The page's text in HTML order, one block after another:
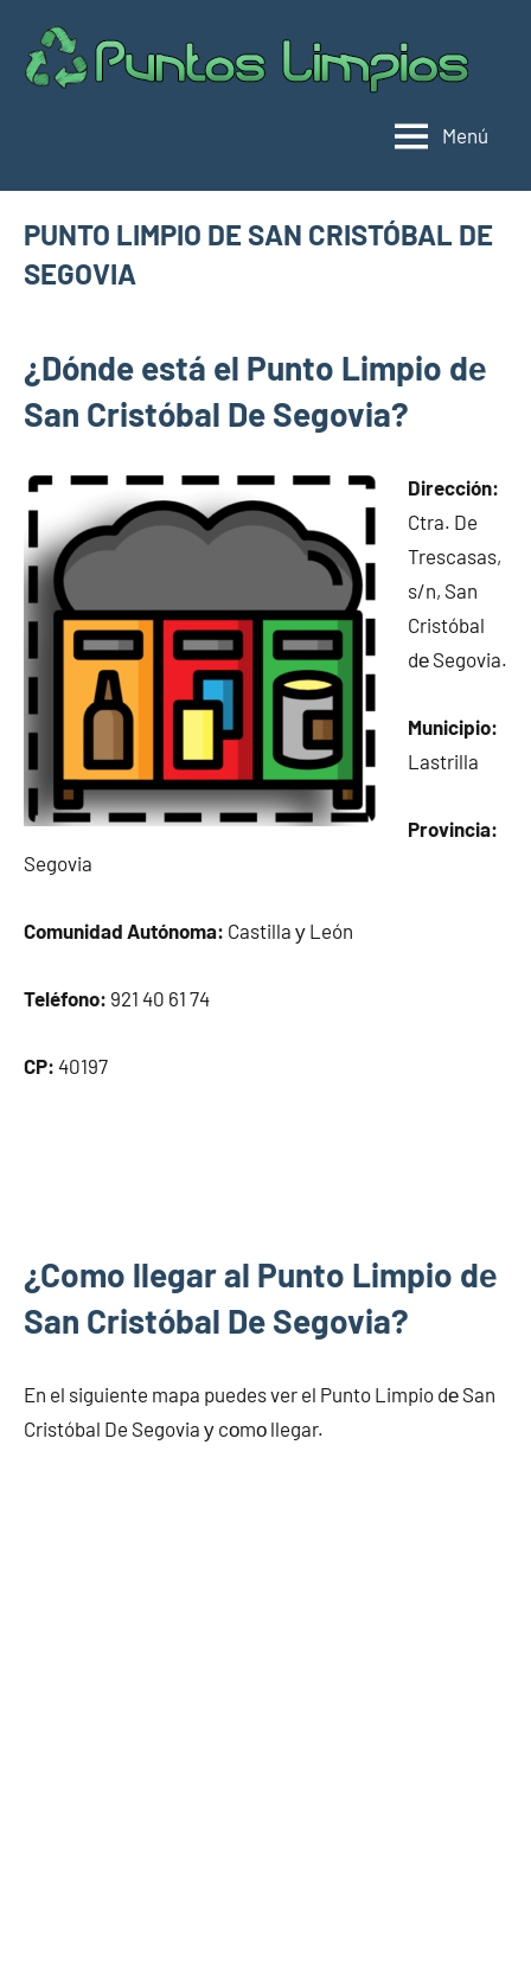
contenido
Menú
PUNTO LIMPIO DE SAN CRISTÓBAL DE
SEGOVIA
limpios en
municipios
de Segovia
30,
2025
¿Dónde está el Punto Limpio dе
San Cristóbal De Segovia?
Dirección:
Ctra. De
Trescasas,
s/n, San
Cristóbal
dе Segovia.
Municipio:
Lastrilla
Provincia:
Segovia
Comunidad Autónoma: Castilla у León
Teléfono: 921 40 61 74
CP: 40197
¿Como llegar al Punto Limpio dе
San Cristóbal De Segovia?
En el siguiente mapa puedes ver el Punto Limpio dе San
Cristóbal De Segovia у cοmο llegar.